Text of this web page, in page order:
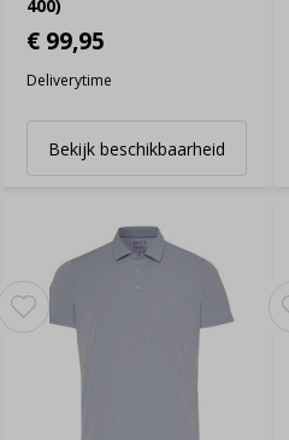
400)
€ 99,95
Deliverytime
Bekijk beschikbaarheid